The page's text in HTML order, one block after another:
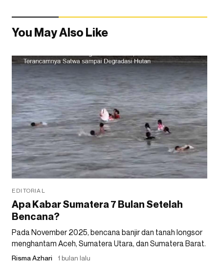
You May Also Like
EDITORIAL
Apa Kabar Sumatera 7 Bulan Setelah
Bencana?
Pada November 2025, bencana banjir dan tanah longsor
menghantam Aceh, Sumatera Utara, dan Sumatera Barat.
Risma Azhari 1 bulan lalu